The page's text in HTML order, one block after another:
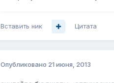
Вставить ник Цитата
Опубликовано 21 июня, 2013